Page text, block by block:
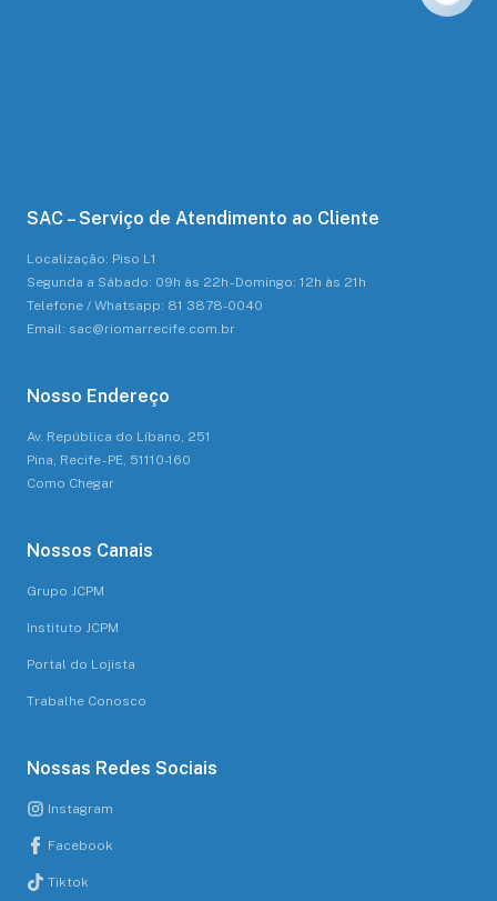
SAC – Serviço de Atendimento ao Cliente
Localização: Piso L1
Segunda a Sábado: 09h às 22h - Domingo: 12h às 21h
Telefone / Whatsapp: 81 3878-0040
Email: sac@riomarrecife.com.br
Nosso Endereço
Av. República do Líbano, 251
Pina, Recife - PE, 51110-160
Como Chegar
Nossos Canais
Grupo JCPM
Instituto JCPM
Portal do Lojista
Trabalhe Conosco
Nossas Redes Sociais
Instagram
Facebook
Tiktok